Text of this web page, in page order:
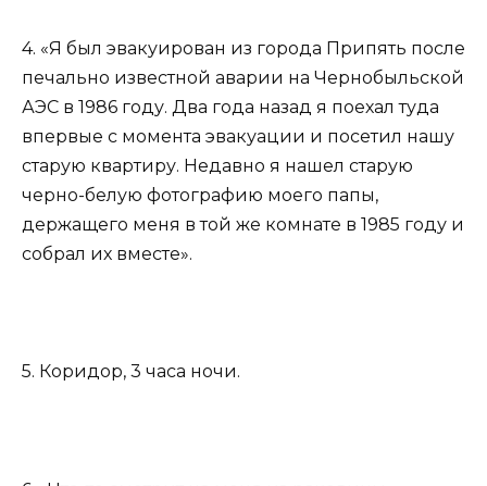
4. «Я был эвакуирован из города Припять после
печально известной аварии на Чернобыльской
АЭС в 1986 году. Два года назад я поехал туда
впервые с момента эвакуации и посетил нашу
старую квартиру. Недавно я нашел старую
черно-белую фотографию моего папы,
держащего меня в той же комнате в 1985 году и
собрал их вместе».
5. Коридор, 3 часа ночи.